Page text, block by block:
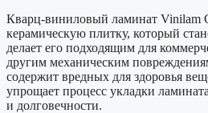
Кварц-виниловый ламинат Vinilam
керамическую плитку, который
делает его подходящим для
другим механическим
содержит вредных для здоровья
упрощает процесс укладки
и долговечности.